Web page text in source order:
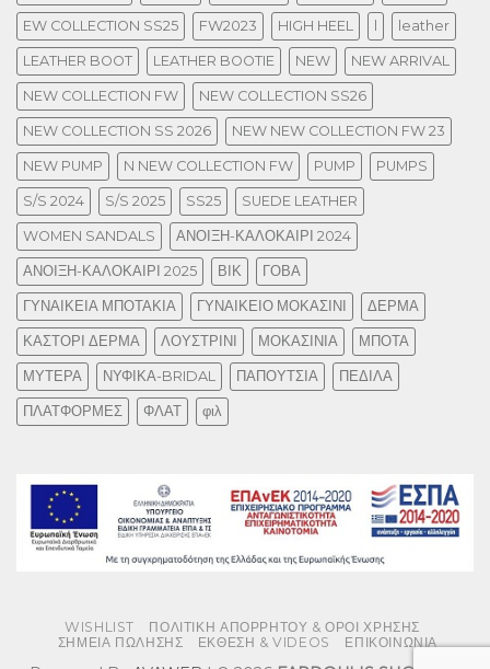
EW COLLECTION SS25 FW2023 HIGH HEEL l leather
LEATHER BOOT LEATHER BOOTIE NEW NEW ARRIVAL
NEW COLLECTION FW NEW COLLECTION SS26
NEW COLLECTION SS 2026 NEW NEW COLLECTION FW 23
NEW PUMP N NEW COLLECTION FW PUMP PUMPS
S/S 2024 S/S 2025 SS25 SUEDE LEATHER
WOMEN SANDALS ΑΝΟΙΞΗ-ΚΑΛΟΚΑΙΡΙ 2024
ΑΝΟΙΞΗ-ΚΑΛΟΚΑΙΡΙ 2025 ΒΙΚ ΓΟΒΑ
ΓΥΝΑΙΚΕΙΑ ΜΠΟΤΑΚΙΑ ΓΥΝΑΙΚΕΙΟ ΜΟΚΑΣΙΝΙ ΔΕΡΜΑ
ΚΑΣΤΟΡΙ ΔΕΡΜΑ ΛΟΥΣΤΡΙΝΙ ΜΟΚΑΣΙΝΙΑ ΜΠΟΤΑ
ΜΥΤΕΡΑ ΝΥΦΙΚΑ-BRIDAL ΠΑΠΟΥΤΣΙΑ ΠΕΔΙΛΑ
ΠΛΑΤΦΟΡΜΕΣ ΦΛΑΤ φιλ
WISHLIST
ΠΟΛΙΤΙΚΗ ΑΠΟΡΡΗΤΟΥ & ΟΡΟΙ ΧΡΗΣΗΣ
ΣΗΜΕΙΑ ΠΩΛΗΣΗΣ
ΕΚΘΕΣΗ & VIDEOS ΕΠΙΚΟΙΝΩΝΙΑ